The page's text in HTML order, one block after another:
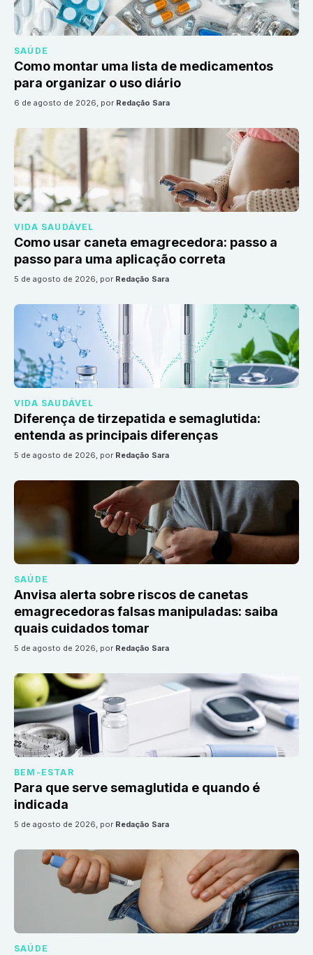
SAÚDE
Como montar uma lista de medicamentos
para organizar o uso diário
6 de agosto de 2026, por Redação Sara
VIDA SAUDÁVEL
Como usar caneta emagrecedora: passo a
passo para uma aplicação correta
5 de agosto de 2026, por Redação Sara
VIDA SAUDÁVEL
Diferença de tirzepatida e semaglutida:
entenda as principais diferenças
5 de agosto de 2026, por Redação Sara
SAÚDE
Anvisa alerta sobre riscos de canetas
emagrecedoras falsas manipuladas: saiba
quais cuidados tomar
5 de agosto de 2026, por Redação Sara
BEM-ESTAR
Para que serve semaglutida e quando é
indicada
5 de agosto de 2026, por Redação Sara
SAÚDE